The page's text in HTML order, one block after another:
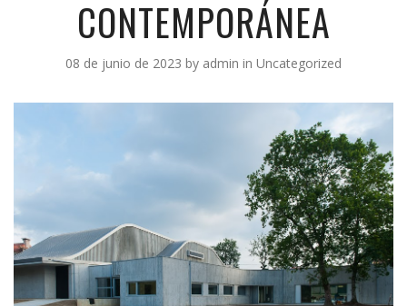
CONTEMPORÁNEA
08 de junio de 2023 by admin in Uncategorized